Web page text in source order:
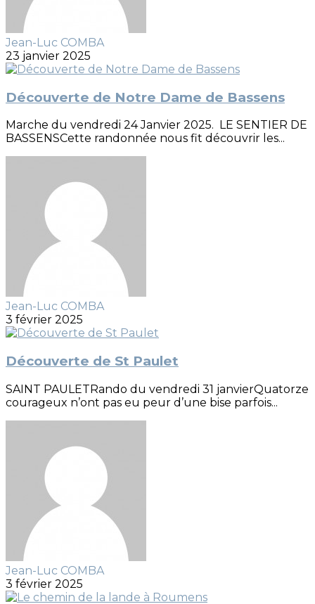
Jean-Luc COMBA
23 janvier 2025
Découverte de Notre Dame de Bassens
Marche du vendredi 24 Janvier 2025. LE SENTIER DE
BASSENSCette randonnée nous fit découvrir les...
Jean-Luc COMBA
3 février 2025
Découverte de St Paulet
SAINT PAULETRando du vendredi 31 janvierQuatorze
courageux n’ont pas eu peur d’une bise parfois...
Jean-Luc COMBA
3 février 2025